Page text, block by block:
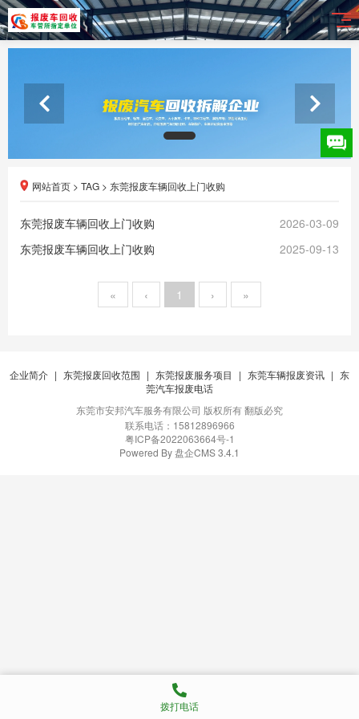
网站首页 > TAG > 东莞报废车辆回收上门收购
2026-03-09
东莞报废车辆回收上门收购
2025-09-13
东莞报废车辆回收上门收购
« ‹ 1 › »
企业简介 | 东莞报废回收范围 | 东莞报废服务项目 | 东莞车辆报废资讯 | 东
莞汽车报废电话
东莞市安邦汽车服务有限公司 版权所有 翻版必究
联系电话：15812896966
粤ICP备2022063664号-1
Powered By 盘企CMS 3.4.1
盘企CMS
拨打电话